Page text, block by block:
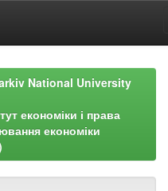
National University
економіки і права
економіки